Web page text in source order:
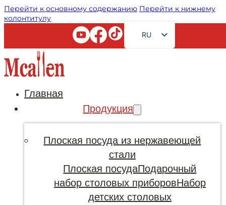
Перейти к основному содержанию Перейти к нижнему
колонтитулу
RU
EN
KO
Главная
Продукция
Плоская посуда из нержавеющей
стали
Плоская посудаПодарочный
набор столовых приборовНабор
детских столовых